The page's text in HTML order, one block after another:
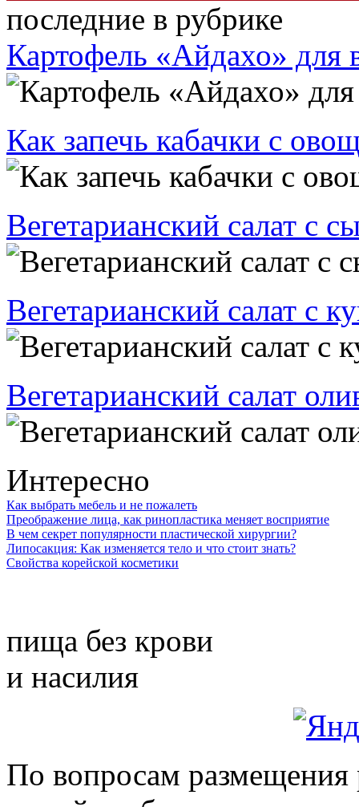
последние в рубрике
Картофель «Айдахо» для
Как запечь кабачки с
Вегетарианский салат с
Вегетарианский салат с
Вегетарианский салат
Интересно
Как выбрать мебель и не пожалеть
Преображение лица, как ринопластика меняет восприятие
В чем секрет популярности пластической хирургии?
Липосакция: Как изменяется тело и что стоит знать?
Свойства корейской косметики
пища без крови
и насилия
По вопросам размещения